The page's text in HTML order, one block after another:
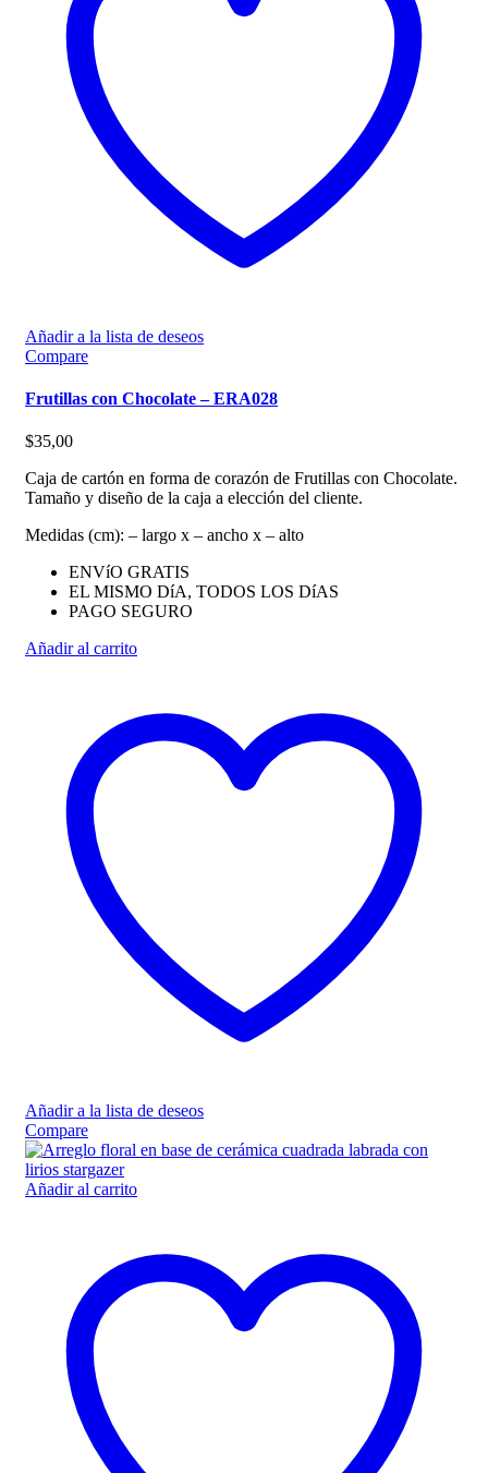
Añadir a la lista de deseos
Compare
Frutillas con Chocolate – ERA028
$35,00
Caja de cartón en forma de corazón de Frutillas con Chocolate.
Tamaño y diseño de la caja a elección del cliente.
Medidas (cm): – largo x – ancho x – alto
ENVíO GRATIS
EL MISMO DíA, TODOS LOS DíAS
PAGO SEGURO
Añadir al carrito
Añadir a la lista de deseos
Compare
Añadir al carrito